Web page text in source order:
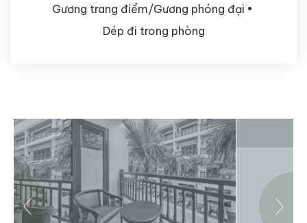
Gương trang điểm/Gương phóng đại
Dép đi trong phòng